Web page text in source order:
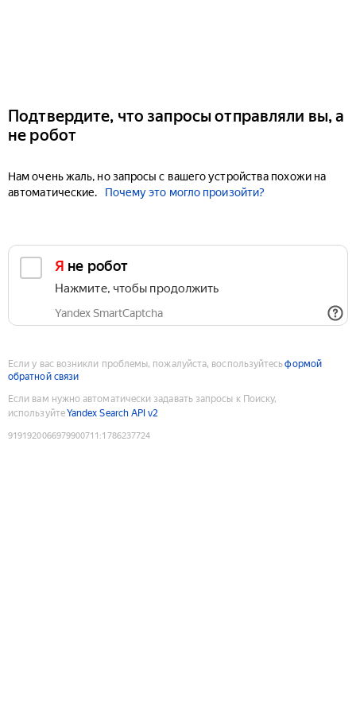
Подтвердите, что запросы отправляли вы, а
не робот
Нам очень жаль, но запросы с вашего устройства похожи на
автоматические.
Почему это могло произойти?
Я не робот
Нажмите, чтобы продолжить
Yandex SmartCaptcha
Если у вас возникли проблемы, пожалуйста, воспользуйтесьформой
обратной связи
Если вам нужно автоматически задавать запросы к Поиску,
используйтеYandex Search API v2
9191920066979900711 :1786237724